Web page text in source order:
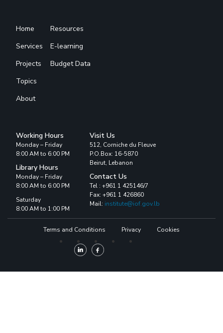
Home
Services
Projects
Topics
About
Resources
E-learning
Budget Data
Working Hours
Monday – Friday
8:00 AM to 6:00 PM
Library Hours
Monday – Friday
8:00 AM to 6:00 PM
Saturday
8:00 AM to 1:00 PM
Visit Us
512, Corniche du Fleuve
P.O.Box: 16-5870
Beirut, Lebanon
Contact Us
Tel : +961 1 425146/7
Fax: +961 1 426860
Mail: institute@iof.gov.lb
Terms and Conditions Privacy Cookies